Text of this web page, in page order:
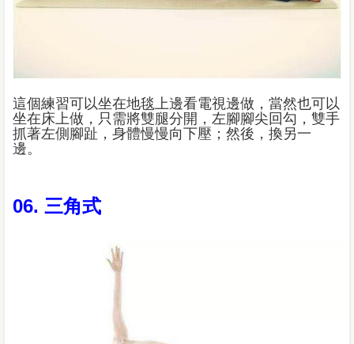
這個練習可以坐在地毯上邊看電視邊做，當然也可以
坐在床上做，只需將雙腿分開，左腳腳尖回勾，雙手
抓著左側腳趾，身體慢慢向下壓；然後，換另一
邊。
06. 三角式